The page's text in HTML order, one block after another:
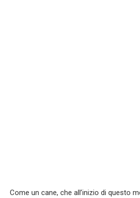
Come un cane, che all’inizio di questo